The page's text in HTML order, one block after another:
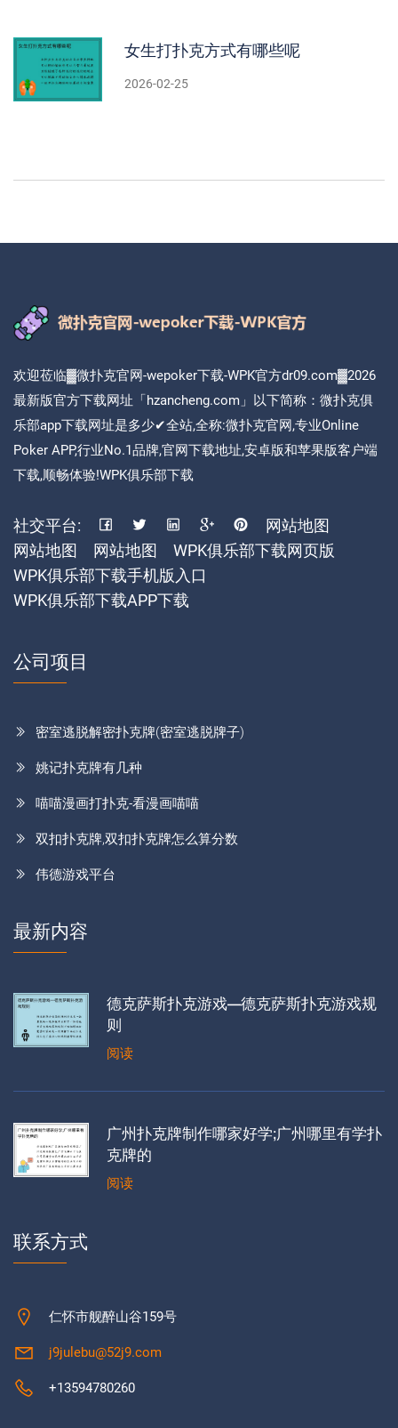
女生打扑克方式有哪些呢
2026-02-25
欢迎莅临▓微扑克官网-wepoker下载-WPK官方dr09.com▓2026
最新版官方下载网址「hzancheng.com」以下简称：微扑克俱
乐部app下载网址是多少✔全站,全称:微扑克官网,专业Online
Poker APP,行业No.1品牌,官网下载地址,安卓版和苹果版客户端
下载,顺畅体验!WPK俱乐部下载
社交平台:
网站地图
网站地图
网站地图
WPK俱乐部下载网页版
WPK俱乐部下载手机版入口
WPK俱乐部下载APP下载
公司项目
密室逃脱解密扑克牌(密室逃脱牌子)
姚记扑克牌有几种
喵喵漫画打扑克-看漫画喵喵
双扣扑克牌,双扣扑克牌怎么算分数
伟德游戏平台
最新内容
德克萨斯扑克游戏—德克萨斯扑克游戏规
则
阅读
广州扑克牌制作哪家好学;广州哪里有学扑
克牌的
阅读
联系方式
仁怀市舰醉山谷159号
j9julebu@52j9.com
+13594780260